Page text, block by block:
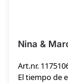
Nina &
Art.nr.
El tiempo de